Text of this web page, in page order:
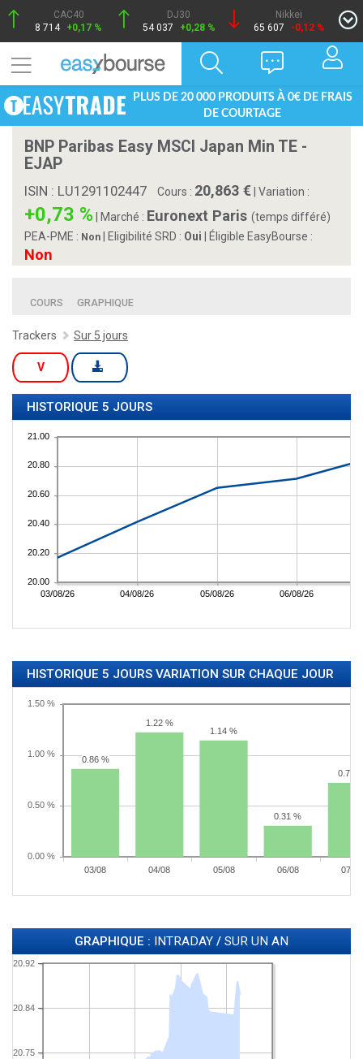
CAC40
8 714 +0,17 %
DJ30
54 037
+0,28 %
Nikkei
65 607
-0,12 %
PLUS DE 20 000 PRODUITS À 0€ DE FRAIS
DE COURTAGE
BNP Paribas Easy MSCI Japan Min TE -
EJAP
ISIN : LU1291102447 Cours : 20,863 Variation :
+0,73 % Marché : Euronext Paris (temps différé)
PEA-PME : Non | Eligibilité SRD : Oui | Éligible EasyBourse :
Non
COURS GRAPHIQUE
Trackers Sur 5 jours
V
HISTORIQUE 5 JOURS
HISTORIQUE 5 JOURS VARIATION SUR CHAQUE JOUR
GRAPHIQUE : INTRADAY / SUR UN AN
20.75
20.84
20.92